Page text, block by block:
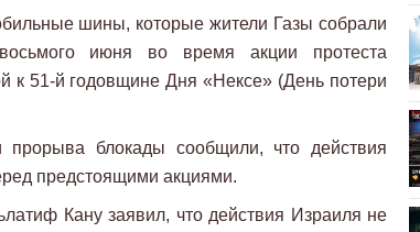
шины, которые жители Газы собрали
июня во время акции протеста
к 51-й годовщине Дня «Нексе» (День потери
блокады сообщили, что действия
предстоящими акциями.
Кану заявил, что действия Израиля не